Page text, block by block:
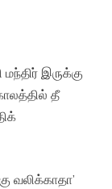
இருக்கு
தீ
வலிக்காதா’